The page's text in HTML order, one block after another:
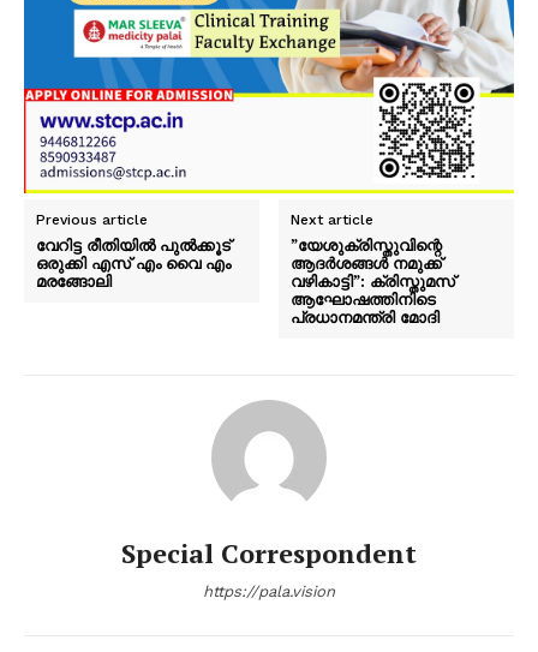
Previous article
വേറിട്ട രീതിയിൽ പുൽക്കൂട്
ഒരുക്കി എസ് എം വൈ എം
മരങ്ങോലി
Next article
”യേശുക്രിസ്തുവിന്റെ
ആദർശങ്ങൾ നമുക്ക്
വഴികാട്ടി”: ക്രിസ്തുമസ്
ആഘോഷത്തിനിടെ
പ്രധാനമന്ത്രി മോദി
Special Correspondent
https://pala.vision